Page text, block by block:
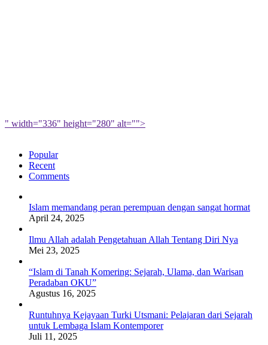
" width="336" height="280" alt="">
Popular
Recent
Comments
Islam memandang peran perempuan dengan sangat hormat
April 24, 2025
Ilmu Allah adalah Pengetahuan Allah Tentang Diri Nya
Mei 23, 2025
“Islam di Tanah Komering: Sejarah, Ulama, dan Warisan
Peradaban OKU”
Agustus 16, 2025
Runtuhnya Kejayaan Turki Utsmani: Pelajaran dari Sejarah
untuk Lembaga Islam Kontemporer
Juli 11, 2025